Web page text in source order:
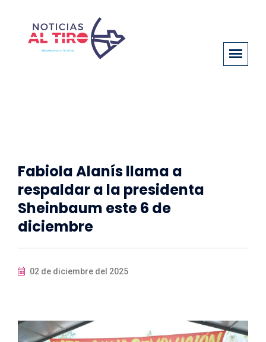
Fabiola Alanís llama a
respaldar a la presidenta
Sheinbaum este 6 de
diciembre
02 de diciembre del 2025